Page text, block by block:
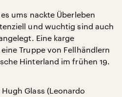
ums nackte Überleben
und wuchtig sind auch
Eine karge
Truppe von Fellhändlern
Hinterland im frühen 19.
Glass (Leonardo